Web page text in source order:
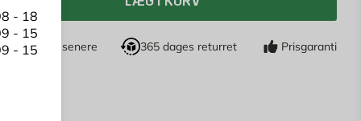
- 18
- 15
- 15
nu, betal senere 365 dages returret Prisgaranti